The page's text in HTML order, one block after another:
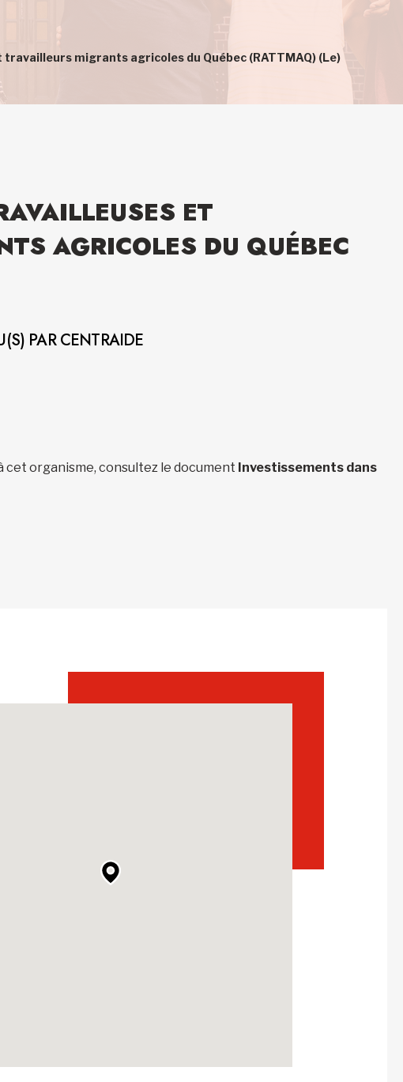
migrants agricoles du Québec (RATTMAQ) (Le)
ET
AGRICOLES DU QUÉBEC
PAR CENTRAIDE
cet organisme, consultez le document Investissements dans